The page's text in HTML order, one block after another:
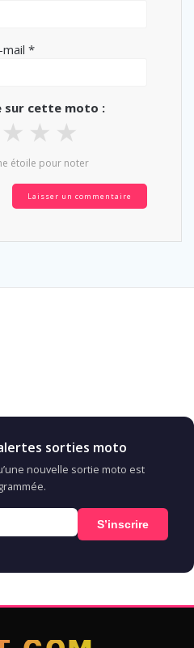
mail *
sur cette moto :
★ ★ ★
étoile pour noter
sorties moto
nouvelle sortie moto est
S’inscrire